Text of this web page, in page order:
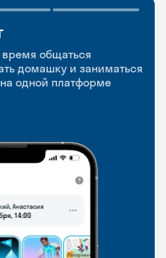
общаться
домашку и заниматься
одной платформе
новые слова где
практики
с преподавателями